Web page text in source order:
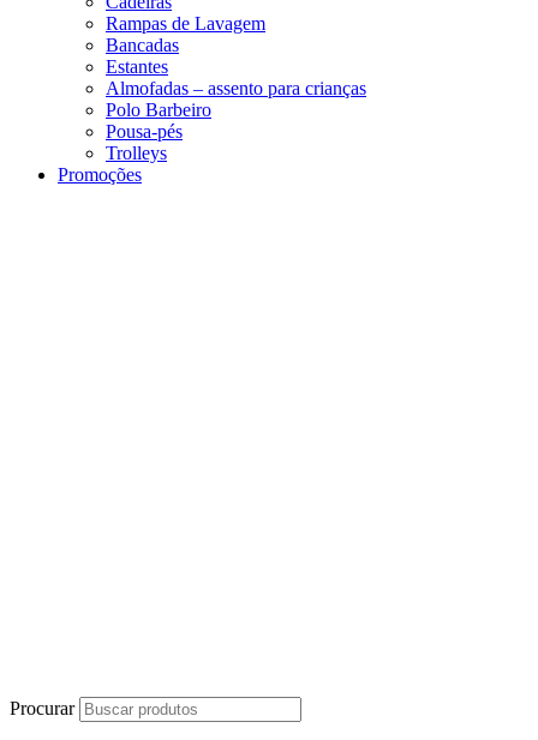
Rampas de Lavagem
Bancadas
Estantes
Almofadas – assento para crianças
Polo Barbeiro
Pousa-pés
Trolleys
Promoções
Procurar